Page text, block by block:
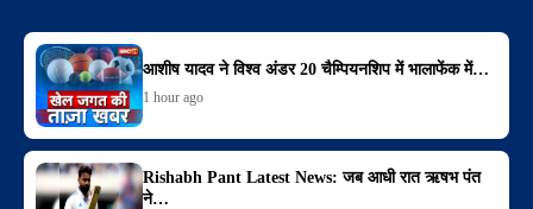
आशीष यादव ने विश्व अंडर 20 चैम्पियनशिप में भालाफेंक में…
1 hour ago
Rishabh Pant Latest News: जब आधी रात ऋषभ पंत
ने…